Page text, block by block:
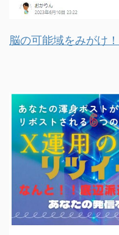
脳の可能域をみがけ